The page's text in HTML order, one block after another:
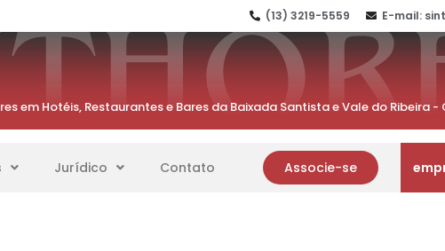
(13) 3219-5559 E-mail:
em Hotéis, Restaurantes e Bares da Baixada Santista e Vale do Ribeira -
Jurídico Contato Associe-se